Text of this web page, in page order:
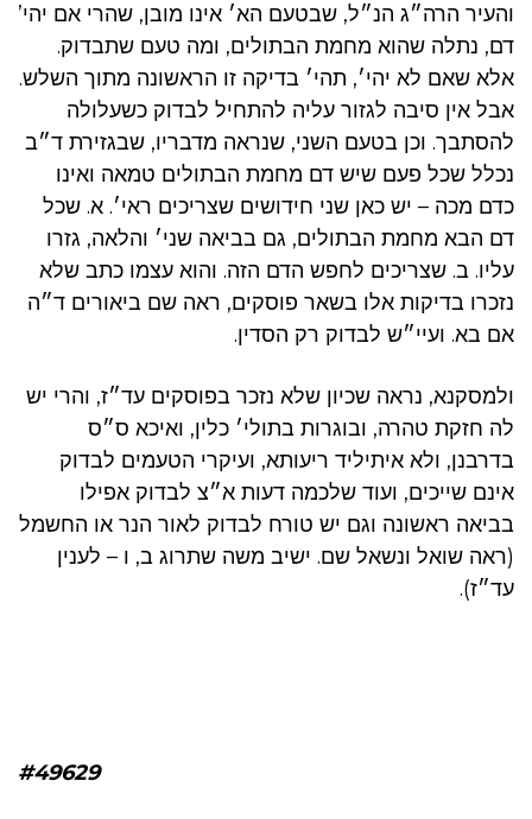
והעיר הרה״ג הנ״ל, שבטעם הא׳ אינו מובן, שהרי אם יהי’
דם, נתלה שהוא מחמת הבתולים, ומה טעם שתבדוק.
אלא שאם לא יהי׳, תהי׳ בדיקה זו הראשונה מתוך השלש.
אבל אין סיבה לגזור עליה להתחיל לבדוק כשעלולה
להסתבך. וכן בטעם השני, שנראה מדבריו, שבגזירת ד״ב
נכלל שכל פעם שיש דם מחמת הבתולים טמאה ואינו
כדם מכה – יש כאן שני חידושים שצריכים ראי׳. א. שכל
דם הבא מחמת הבתולים, גם בביאה שני׳ והלאה, גזרו
עליו. ב. שצריכים לחפש הדם הזה. והוא עצמו כתב שלא
נזכרו בדיקות אלו בשאר פוסקים, ראה שם ביאורים ד״ה
אם בא. ועיי״ש לבדוק רק הסדין.
ולמסקנא, נראה שכיון שלא נזכר בפוסקים עד״ז, והרי יש
לה חזקת טהרה, ובוגרות בתולי׳ כלין, ואיכא ס״ס
בדרבנן, ולא איתיליד ריעותא, ועיקרי הטעמים לבדוק
אינם שייכים, ועוד שלכמה דעות א״צ לבדוק אפילו
בביאה ראשונה וגם יש טורח לבדוק לאור הנר או החשמל
(ראה שואל ונשאל שם. ישיב משה שתרוג ב, ו – לענין
עד״ז).
#49629